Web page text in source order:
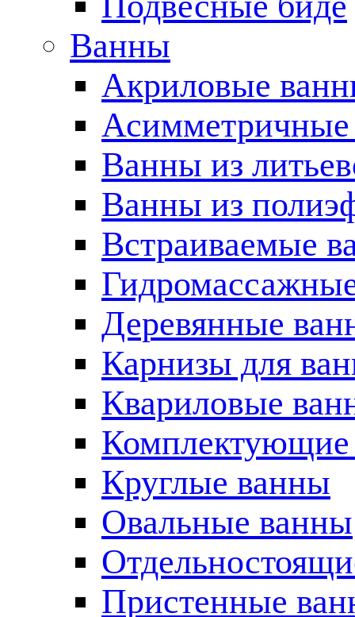
Ванны
Акриловые
Ванны из
Ванны из
Встраиваемые
Деревянные
Карнизы для
Квариловые
Комплектующие
Круглые ванны
Овальные ванны
Пристенные